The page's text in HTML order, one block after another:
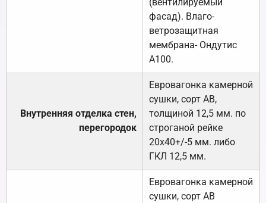
(вентилируемый
фасад). Влаго-
ветрозащитная
мембрана- Ондутис
А100.
Внутренняя отделка стен,
перегородок
Евровагонка камерной
сушки, сорт АВ,
толщиной 12,5 мм. по
строганой рейке
20х40+/-5 мм. либо
ГКЛ 12,5 мм.
Евровагонка камерной
сушки, сорт АВ